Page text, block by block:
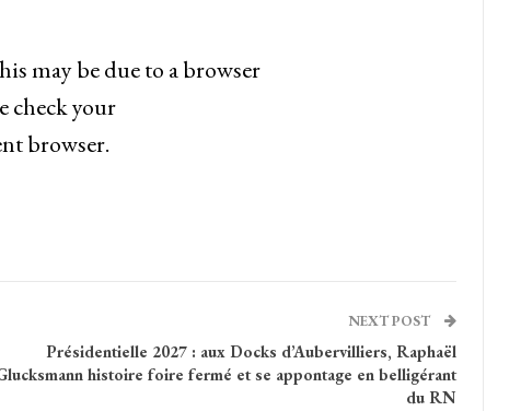
may be due to a browser
check your
browser.
NEXT POST
Présidentielle 2027 : aux Docks d’Aubervilliers, Raphaël
histoire foire fermé et se appontage en belligérant
du RN